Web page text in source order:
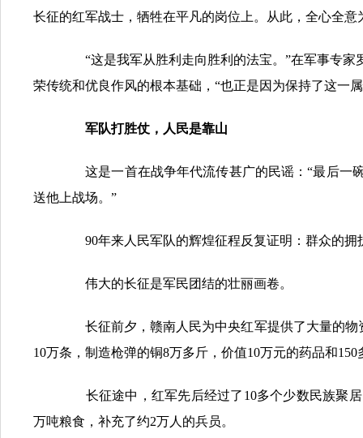
长征的红军战士，牺牲在平凡的岗位上。从此，全心全
“这是我军从胜利走向胜利的法宝。”在军事专家
荣传统和优良作风的根本基础，“也正是因为保持了这一
军队打胜仗，人民是靠山
这是一首在战争年代流传甚广的民谣：“最后一
送他上战场。”
90年来人民军队的辉煌征程反复证明：群众的拥
伟大的长征是军民团结的壮丽画卷。
长征前夕，赣南人民为中央红军提供了大量的物
10万条，制造枪弹的铜8万多斤，价值10万元的药品和150
长征途中，红军先后经过了10多个少数民族聚居
万吨粮食，补充了约2万人的兵员。